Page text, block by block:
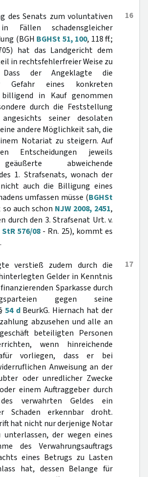
16
des Senats zum voluntativen
Fällen schadensgleicher
(BGH BGHSt 51, 100, 118 ff.;
hat das Landgericht dem
in rechtsfehlerfreier Weise zu
der Angeklagte die
Gefahr eines konkreten
in Kauf genommen
durch die Feststellung
seiner desolaten
andere Möglichkeit sah, die
Notariat zu steigern. Auf
Entscheidungen jeweils
abweichende
1. Strafsenats, wonach der
auch die Billigung eines
umfassen müsse (BGHSt
so auch schon NJW 2008, 2451,
durch den 3. Strafsenat Urt. v.
StR 576/08 - Rn. 25), kommt es
17
verstieß zudem durch die
Gelder in Kenntnis
Sparkasse durch
gegen seine
54 dBeurkG. Hiernach hat der
abzusehen und alle an
beteiligten Personen
wenn hinreichende
vorliegen, dass er bei
Anweisung an der
oder unredlicher Zwecke
einem Auftraggeber durch
verwahrten Geldes ein
Schaden erkennbar droht.
hat nicht nur derjenige Notar
unterlassen, der wegen eines
des Verwahrungsauftrags
eines Betrugs zu Lasten
hat, dessen Belange für